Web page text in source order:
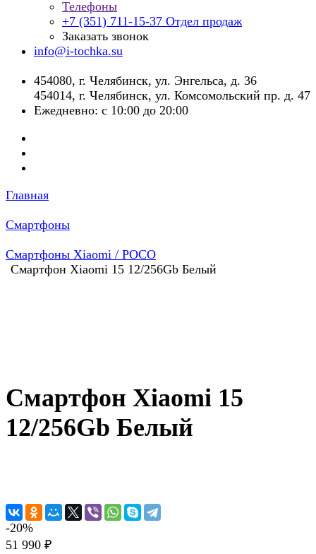
Телефоны
+7 (351) 711-15-37 Отдел продаж
Заказать звонок
info@i-tochka.su
​454080, г. Челябинск, ул. Энгельса, д. 36
454014, г. Челябинск, ул. Комсомольский пр. д. 47
Ежедневно: с 10:00 до 20:00
Главная
Смартфоны
Смартфоны Xiaomi / POCO
Смартфон Xiaomi 15 12/256Gb Белый
Смартфон Xiaomi 15
12/256Gb Белый
-20%
51 990 ₽